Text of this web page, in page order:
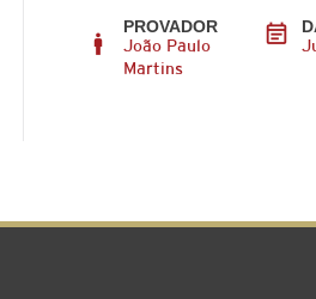
PROVADOR
João Paulo
Martins